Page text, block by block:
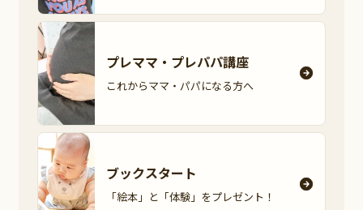
プレママ・ プレパパ講座
これからママ・パパになる方へ
ブックスタート
「絵本」と「体験」をプレゼント！